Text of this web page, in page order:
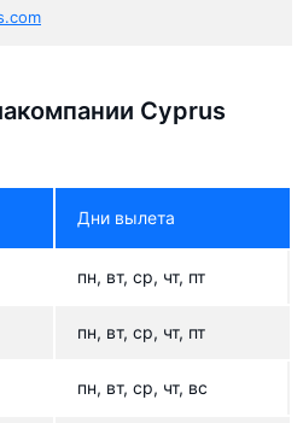
Cyprus
Дни вылета
пн, вт, ср, чт, пт
пн, вт, ср, чт, пт
пн, вт, ср, чт, вс